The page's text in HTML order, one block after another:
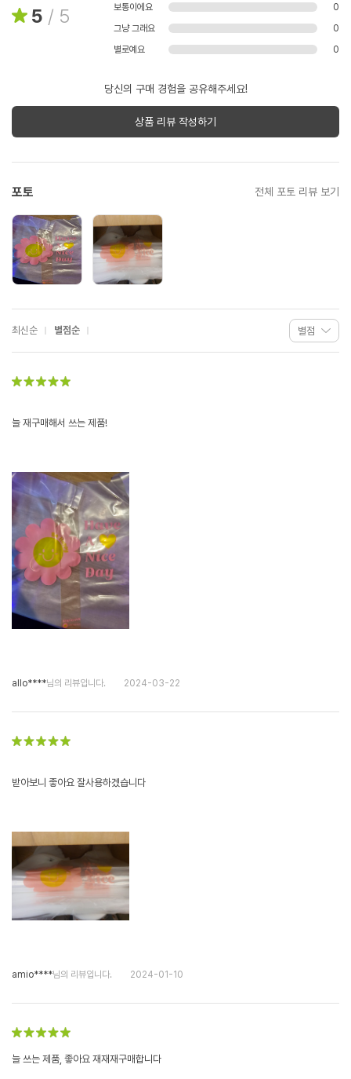
5 / 5 보통이에요
0
그냥 그래요
0
별로예요
0
당신의 구매 경험을 공유해주세요!
상품 리뷰 작성하기
포토 전체 포토 리뷰 보기
최신순 별점순
늘 재구매해서 쓰는 제품!
allo****님의 리뷰입니다. 2024-03-22
받아보니 좋아요 잘사용하겠습니다
amio****님의 리뷰입니다. 2024-01-10
늘 쓰는 제품, 좋아요 재재재구매합니다